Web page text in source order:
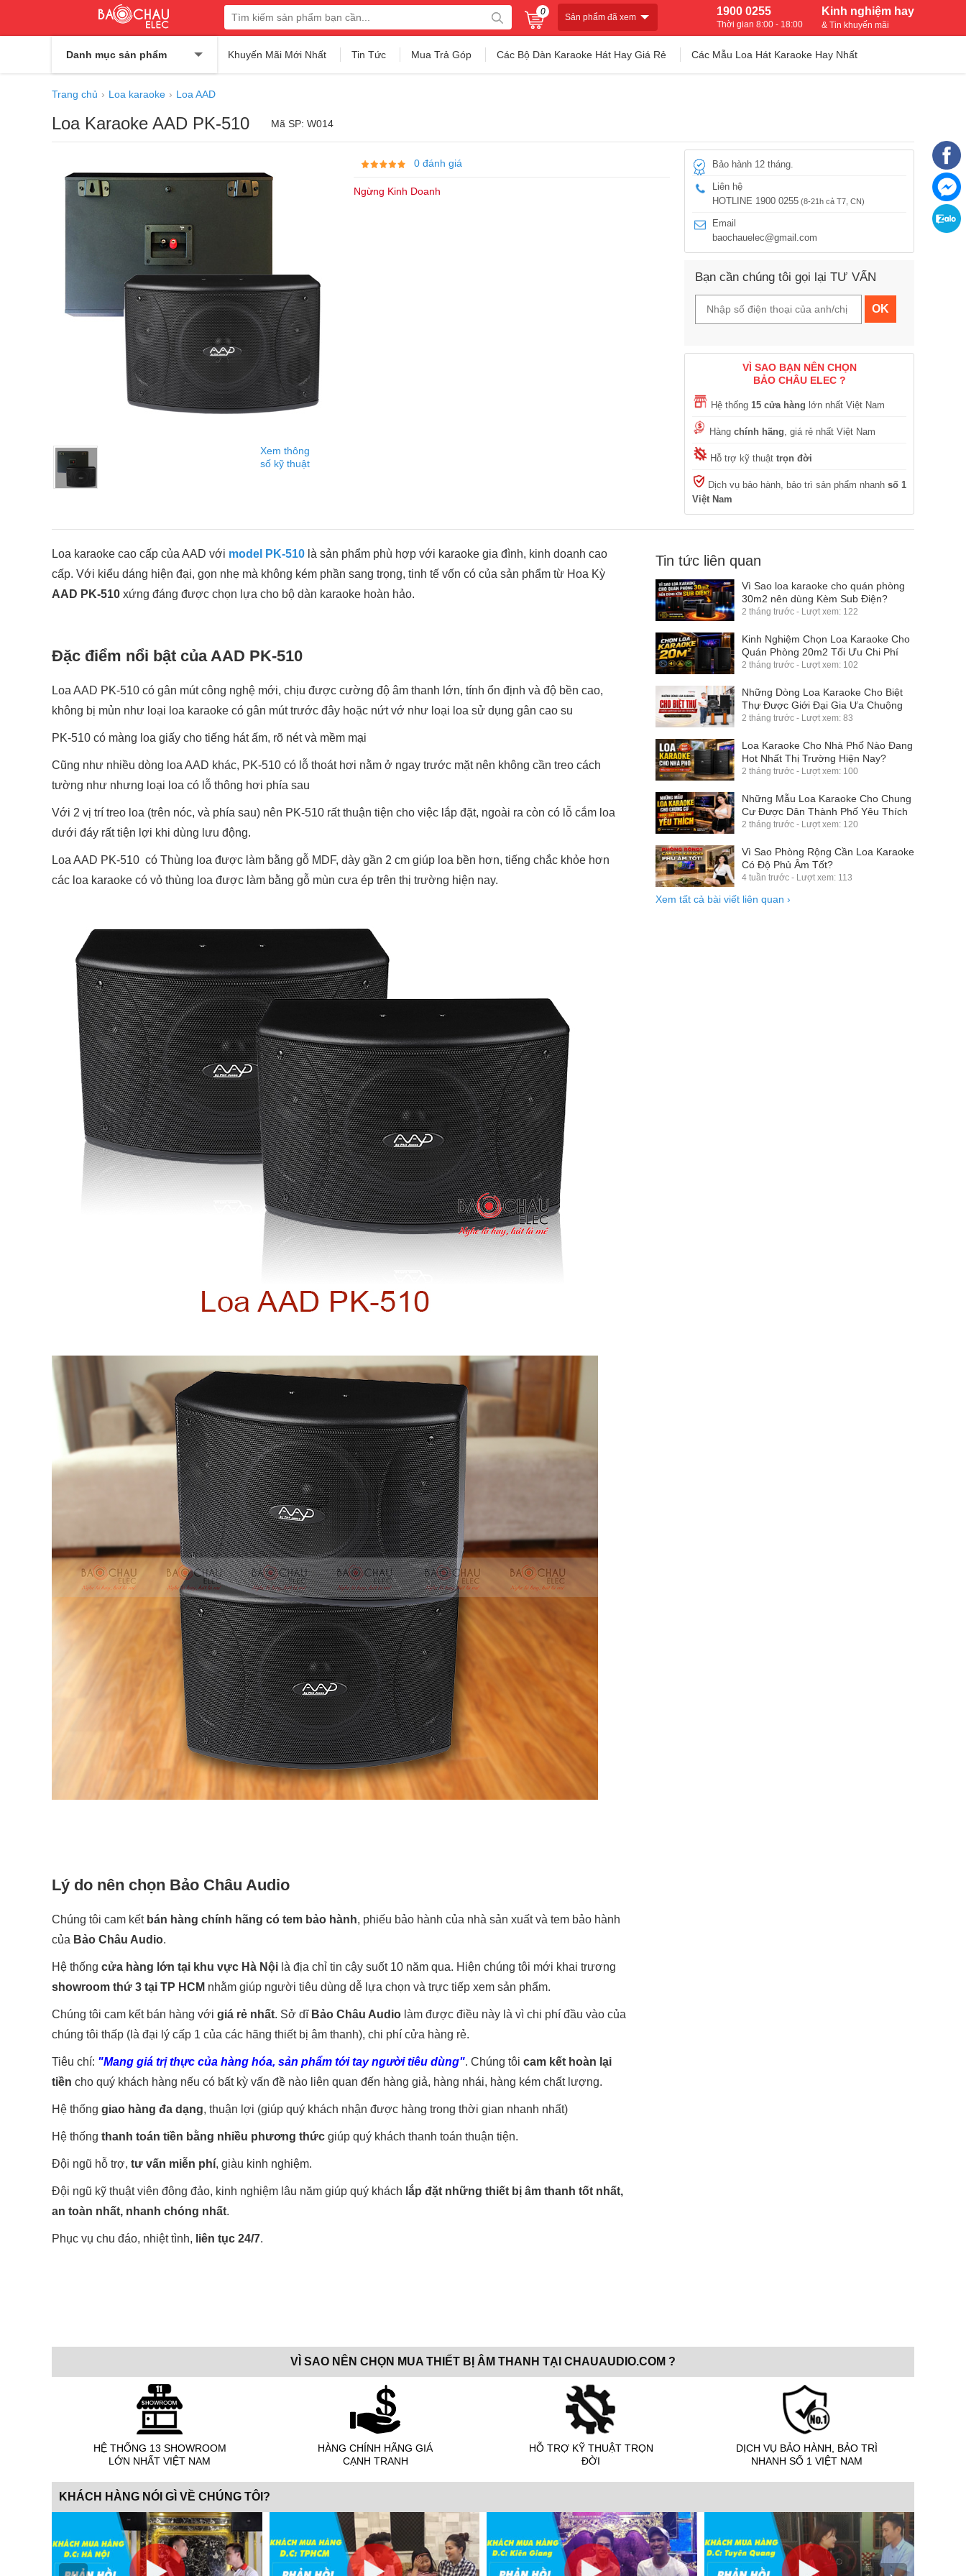
0
Sản phẩm đã xem Kinh nghiệm hay
& Tin khuyến mãi
1900 0255
Thời gian 8:00 - 18:00
Danh mục sản phẩm Khuyến Mãi Mới Nhất Tin Tức Mua Trả Góp Các Bộ Dàn Karaoke Hát Hay Giá Rẻ Các Mẫu Loa Hát Karaoke Hay Nhất
Trang chủ Loa karaoke Loa AAD
Loa Karaoke AAD PK-510 Mã SP: W014
Xem thông
số kỹ thuật
0 đánh giá
Ngừng Kinh Doanh
Bảo hành 12 tháng.
Liên hệ
HOTLINE 1900 0255 (8-21h cả T7, CN)
Email
baochauelec@gmail.com
Bạn cần chúng tôi gọi lại TƯ VẤN
OK
VÌ SAO BẠN NÊN CHỌN
BẢO CHÂU ELEC ?
Hệ thống 15 cửa hàng lớn nhất Việt Nam
Hàng chính hãng, giá rẻ nhất Việt Nam
Hỗ trợ kỹ thuật trọn đời
Dịch vụ bảo hành, bảo trì sản phẩm nhanh số 1
Việt Nam
Loa karaoke cao cấp của AAD với model PK-510 là sản phẩm phù hợp với karaoke gia đình, kinh doanh cao
cấp. Với kiểu dáng hiện đại, gọn nhẹ mà không kém phần sang trọng, tinh tế vốn có của sản phẩm từ Hoa Kỳ
AAD PK-510 xứng đáng được chọn lựa cho bộ dàn karaoke hoàn hảo.
Đặc điểm nổi bật của AAD PK-510
Loa AAD PK-510 có gân mút công nghệ mới, chịu được cường độ âm thanh lớn, tính ổn định và độ bền cao,
không bị mủn như loại loa karaoke có gân mút trước đây hoặc nứt vớ như loại loa sử dụng gân cao su
PK-510 có màng loa giấy cho tiếng hát ấm, rõ nét và mềm mại
Cũng như nhiều dòng loa AAD khác, PK-510 có lỗ thoát hơi nằm ở ngay trước mặt nên không cần treo cách
tường như nhưng loại loa có lỗ thông hơi phía sau
Với 2 vị trí treo loa (trên nóc, và phía sau) nên PK-510 rất thuận tiện cho việc lắp đặt, ngoài ra còn có lỗ cắm loa
dưới đáy rất tiện lợi khi dùng lưu động.
Loa AAD PK-510 có Thùng loa được làm bằng gỗ MDF, dày gần 2 cm giúp loa bền hơn, tiếng chắc khỏe hơn
các loa karaoke có vỏ thùng loa được làm bằng gỗ mùn cưa ép trên thị trường hiện nay.
Lý do nên chọn Bảo Châu Audio
Chúng tôi cam kết bán hàng chính hãng có tem bảo hành, phiếu bảo hành của nhà sản xuất và tem bảo hành
của Bảo Châu Audio.
Hệ thống cửa hàng lớn tại khu vực Hà Nội là địa chỉ tin cậy suốt 10 năm qua. Hiện chúng tôi mới khai trương
showroom thứ 3 tại TP HCM nhằm giúp người tiêu dùng dễ lựa chọn và trực tiếp xem sản phẩm.
Chúng tôi cam kết bán hàng với giá rẻ nhất. Sở dĩ Bảo Châu Audio làm được điều này là vì chi phí đầu vào của
chúng tôi thấp (là đại lý cấp 1 của các hãng thiết bị âm thanh), chi phí cửa hàng rẻ.
Tiêu chí: "Mang giá trị thực của hàng hóa, sản phẩm tới tay người tiêu dùng". Chúng tôi cam kết hoàn lại
tiền cho quý khách hàng nếu có bất kỳ vấn đề nào liên quan đến hàng giả, hàng nhái, hàng kém chất lượng.
Hệ thống giao hàng đa dạng, thuận lợi (giúp quý khách nhận được hàng trong thời gian nhanh nhất)
Hệ thống thanh toán tiền bằng nhiều phương thức giúp quý khách thanh toán thuận tiện.
Đội ngũ hỗ trợ, tư vấn miễn phí, giàu kinh nghiệm.
Đội ngũ kỹ thuật viên đông đảo, kinh nghiệm lâu năm giúp quý khách lắp đặt những thiết bị âm thanh tốt nhất,
an toàn nhất, nhanh chóng nhất.
Phục vụ chu đáo, nhiệt tình, liên tục 24/7.
Tin tức liên quan
Vì Sao loa karaoke cho quán phòng
30m2 nên dùng Kèm Sub Điện?
2 tháng trước - Lượt xem: 122
Kinh Nghiệm Chọn Loa Karaoke Cho
Quán Phòng 20m2 Tối Ưu Chi Phí
2 tháng trước - Lượt xem: 102
Những Dòng Loa Karaoke Cho Biệt
Thự Được Giới Đại Gia Ưa Chuộng
2 tháng trước - Lượt xem: 83
Loa Karaoke Cho Nhà Phố Nào Đang
Hot Nhất Thị Trường Hiện Nay?
2 tháng trước - Lượt xem: 100
Những Mẫu Loa Karaoke Cho Chung
Cư Được Dân Thành Phố Yêu Thích
2 tháng trước - Lượt xem: 120
Vì Sao Phòng Rộng Cần Loa Karaoke
Có Độ Phủ Âm Tốt?
4 tuần trước - Lượt xem: 113
Xem tất cả bài viết liên quan ›
VÌ SAO NÊN CHỌN MUA THIẾT BỊ ÂM THANH TẠI CHAUAUDIO.COM ?
HỆ THỐNG 13 SHOWROOM
LỚN NHẤT VIỆT NAM
HÀNG CHÍNH HÃNG GIÁ
CẠNH TRANH
HỖ TRỢ KỸ THUẬT TRỌN
ĐỜI
DỊCH VỤ BẢO HÀNH, BẢO TRÌ
NHANH SỐ 1 VIỆT NAM
KHÁCH HÀNG NÓI GÌ VỀ CHÚNG TÔI?